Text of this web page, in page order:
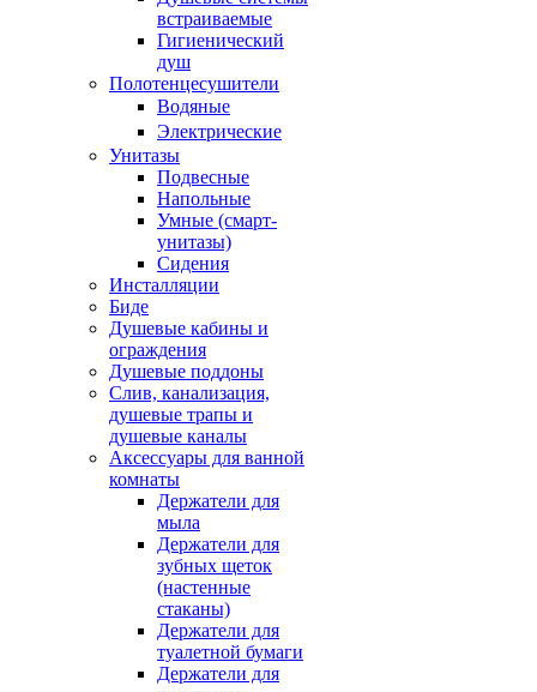
встраиваемые
Гигиенический
душ
Полотенцесушители
ㅤВодяные
ㅤЭлектрические
Унитазы
Подвесные
Напольные
Умные (смарт-
унитазы)
Сидения
Инсталляции
Биде
Душевые кабины и
ограждения
Душевые поддоны
Слив, канализация,
душевые трапы и
душевые каналы
Аксессуары для ванной
комнаты
Держатели для
мыла
Держатели для
зубных щеток
(настенные
стаканы)
Держатели для
туалетной бумаги
Держатели для